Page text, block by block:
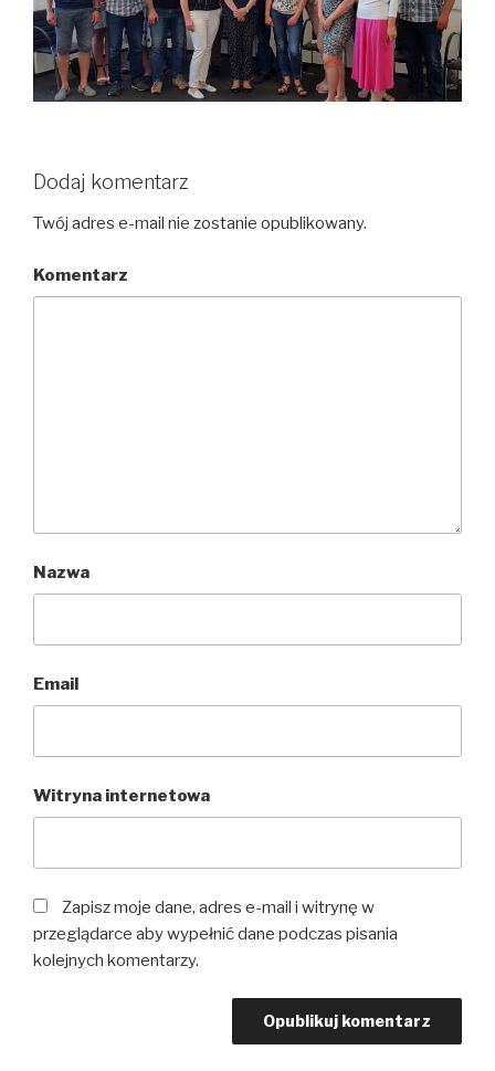
Dodaj komentarz
Twój adres e-mail nie zostanie opublikowany.
Komentarz
Nazwa
Email
Witryna internetowa
Zapisz moje dane, adres e-mail i witrynę w
przeglądarce aby wypełnić dane podczas pisania
kolejnych komentarzy.